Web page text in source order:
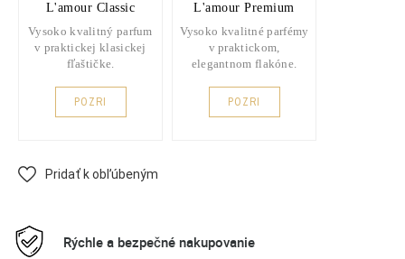
L'amour Classic
Vysoko kvalitný parfum
v praktickej klasickej
fľaštičke.
POZRI
L'amour Premium
Vysoko kvalitné parfémy
v praktickom,
elegantnom flakóne.
POZRI
Pridať k obľúbeným
Rýchle a bezpečné nakupovanie